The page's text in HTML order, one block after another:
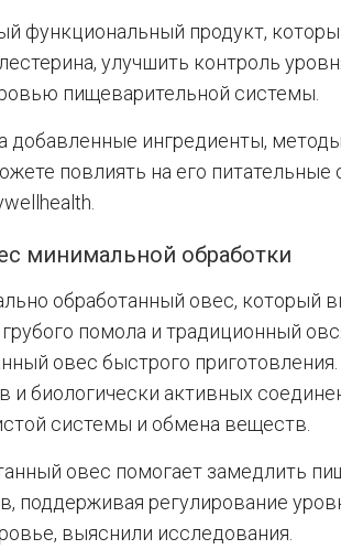
функциональный продукт,
улучшить контроль
пищеварительной системы.
добавленные ингредиенты,
повлиять на его питательные
минимальной обработки
обработанный овес, который
помола и традиционный
овес быстрого
и биологически активных
системы и обмена веществ.
овес помогает замедлить
поддерживая регулирование
выяснили исследования.